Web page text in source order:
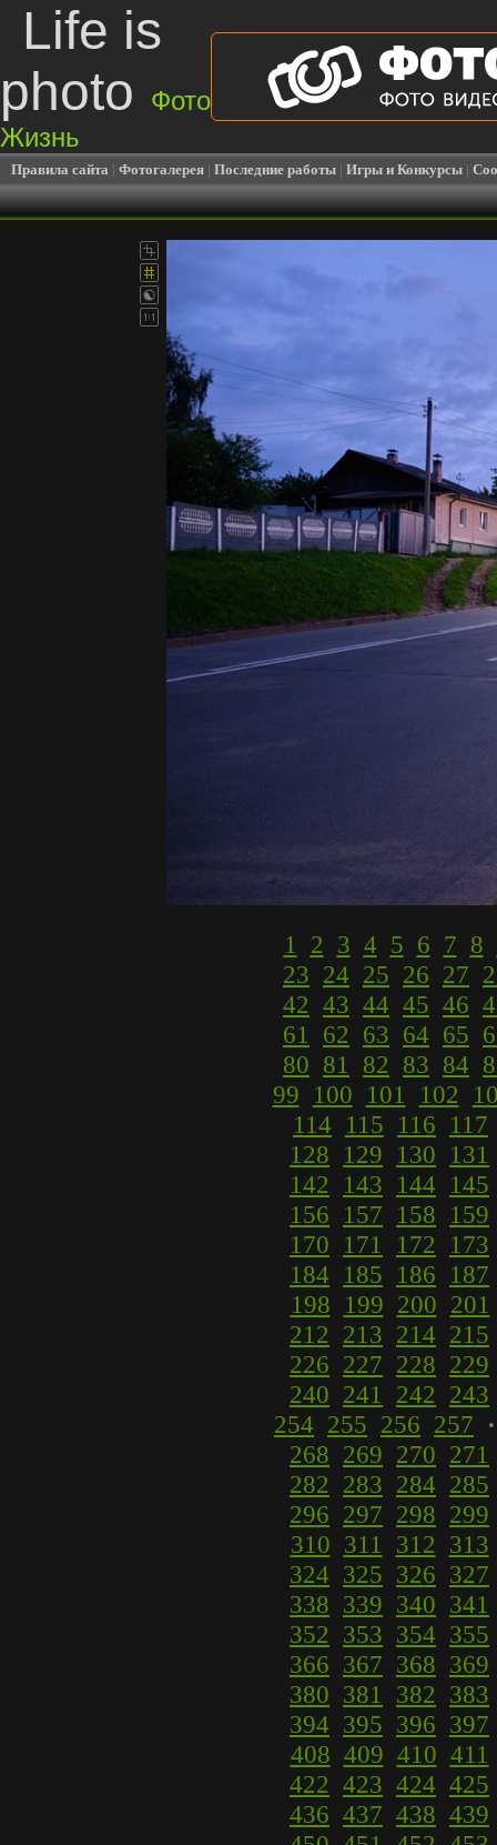
Life is
photo
Фото
Жизнь
Правила сайта | Фотогалерея | Последние работы | Игры и Конкурсы |
1 2 3 4 5 6 7 8
23 24 25 26 27
42 43 44 45 46
61
62 63 64 65
80 81 82 83 84
99 100 101 102
114 115 116 117
128 129 130 131
142
143 144 145
156 157 158 159
170 171 172
173
184 185 186 187
198 199 200 201
212 213 214 215
226 227 228 229
240 241 242 243
254 255 256 257
268 269 270 271
282 283 284 285
296 297 298 299
310 311 312 313
324 325 326 327
338 339 340 341
352 353 354 355
366 367 368 369
380 381 382 383
394 395 396 397
408 409 410 411
422 423 424 425
436 437 438 439